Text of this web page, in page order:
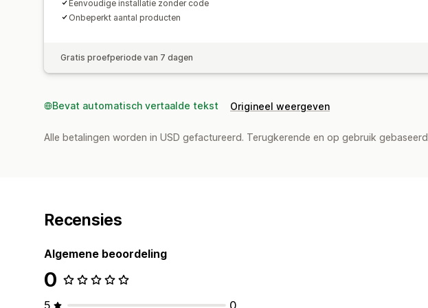
Eenvoudige installatie zonder code
Onbeperkt aantal producten
Gratis proefperiode van 7 dagen
Bevat automatisch vertaalde tekst Origineel weergeven
Alle betalingen worden in USD gefactureerd. Terugkerende en op gebruik
Recensies
Algemene beoordeling
0
5
0